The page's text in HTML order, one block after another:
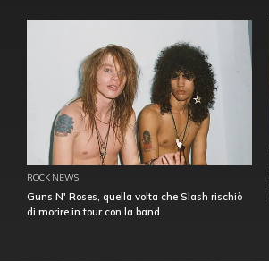
ROCK NEWS
Guns N' Roses, quella volta che Slash rischiò
di morire in tour con la band